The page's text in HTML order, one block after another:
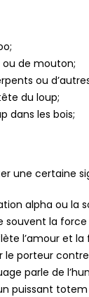
ou de mouton;
ou
du loup;
dans les bois;
une certaine
alpha ou la
souvent la
l’amour et la
le porteur
parle de
puissant